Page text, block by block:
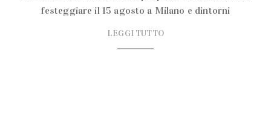
festeggiare il 15 agosto a Milano e dintorni
LEGGI TUTTO